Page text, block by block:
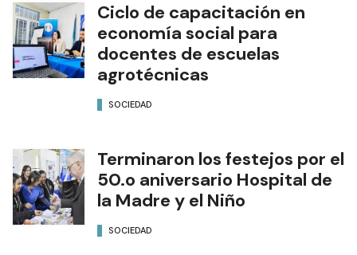
Ciclo de capacitación en
economía social para
docentes de escuelas
agrotécnicas
SOCIEDAD
Terminaron los festejos por el
50.o aniversario Hospital de
la Madre y el Niño
SOCIEDAD